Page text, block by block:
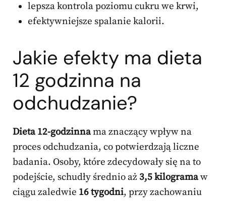
lepsza kontrola poziomu cukru we krwi,
efektywniejsze spalanie kalorii.
Jakie efekty ma dieta
12 godzinna na
odchudzanie?
Dieta 12-godzinnama znaczący wpływ na
proces odchudzania, co potwierdzają liczne
badania. Osoby, które zdecydowały się na to
podejście, schudły średnio aż 3,5 kilogramaw
ciągu zaledwie 16 tygodni, przy zachowaniu